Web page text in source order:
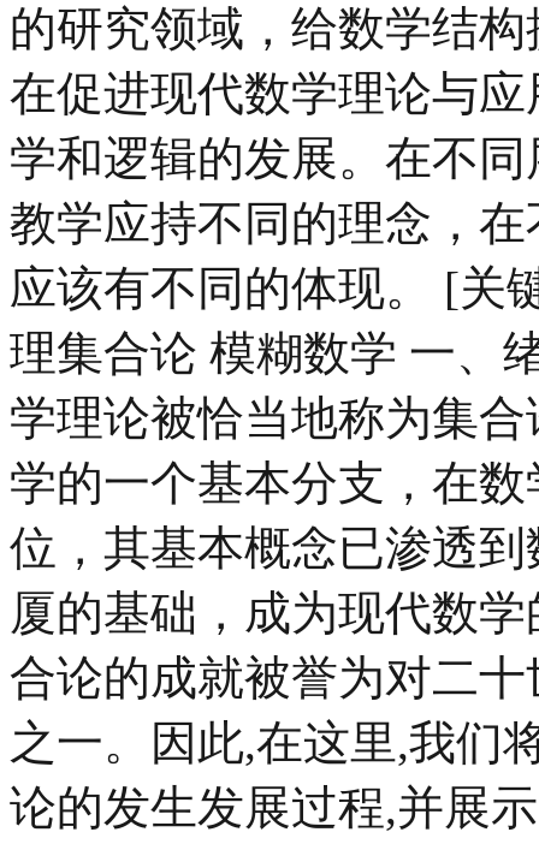
的研究领域，给数学结
在促进现代数学理论与
学和逻辑的发展。在不
教学应持不同的理念，
应该有不同的体现。 [关
理集合论 模糊数学 一、
学理论被恰当地称为集
学的一个基本分支，在
位，其基本概念已渗透
厦的基础，成为现代数
合论的成就被誉为对二
之一。因此,在这里,我们
论的发生发展过程,并展